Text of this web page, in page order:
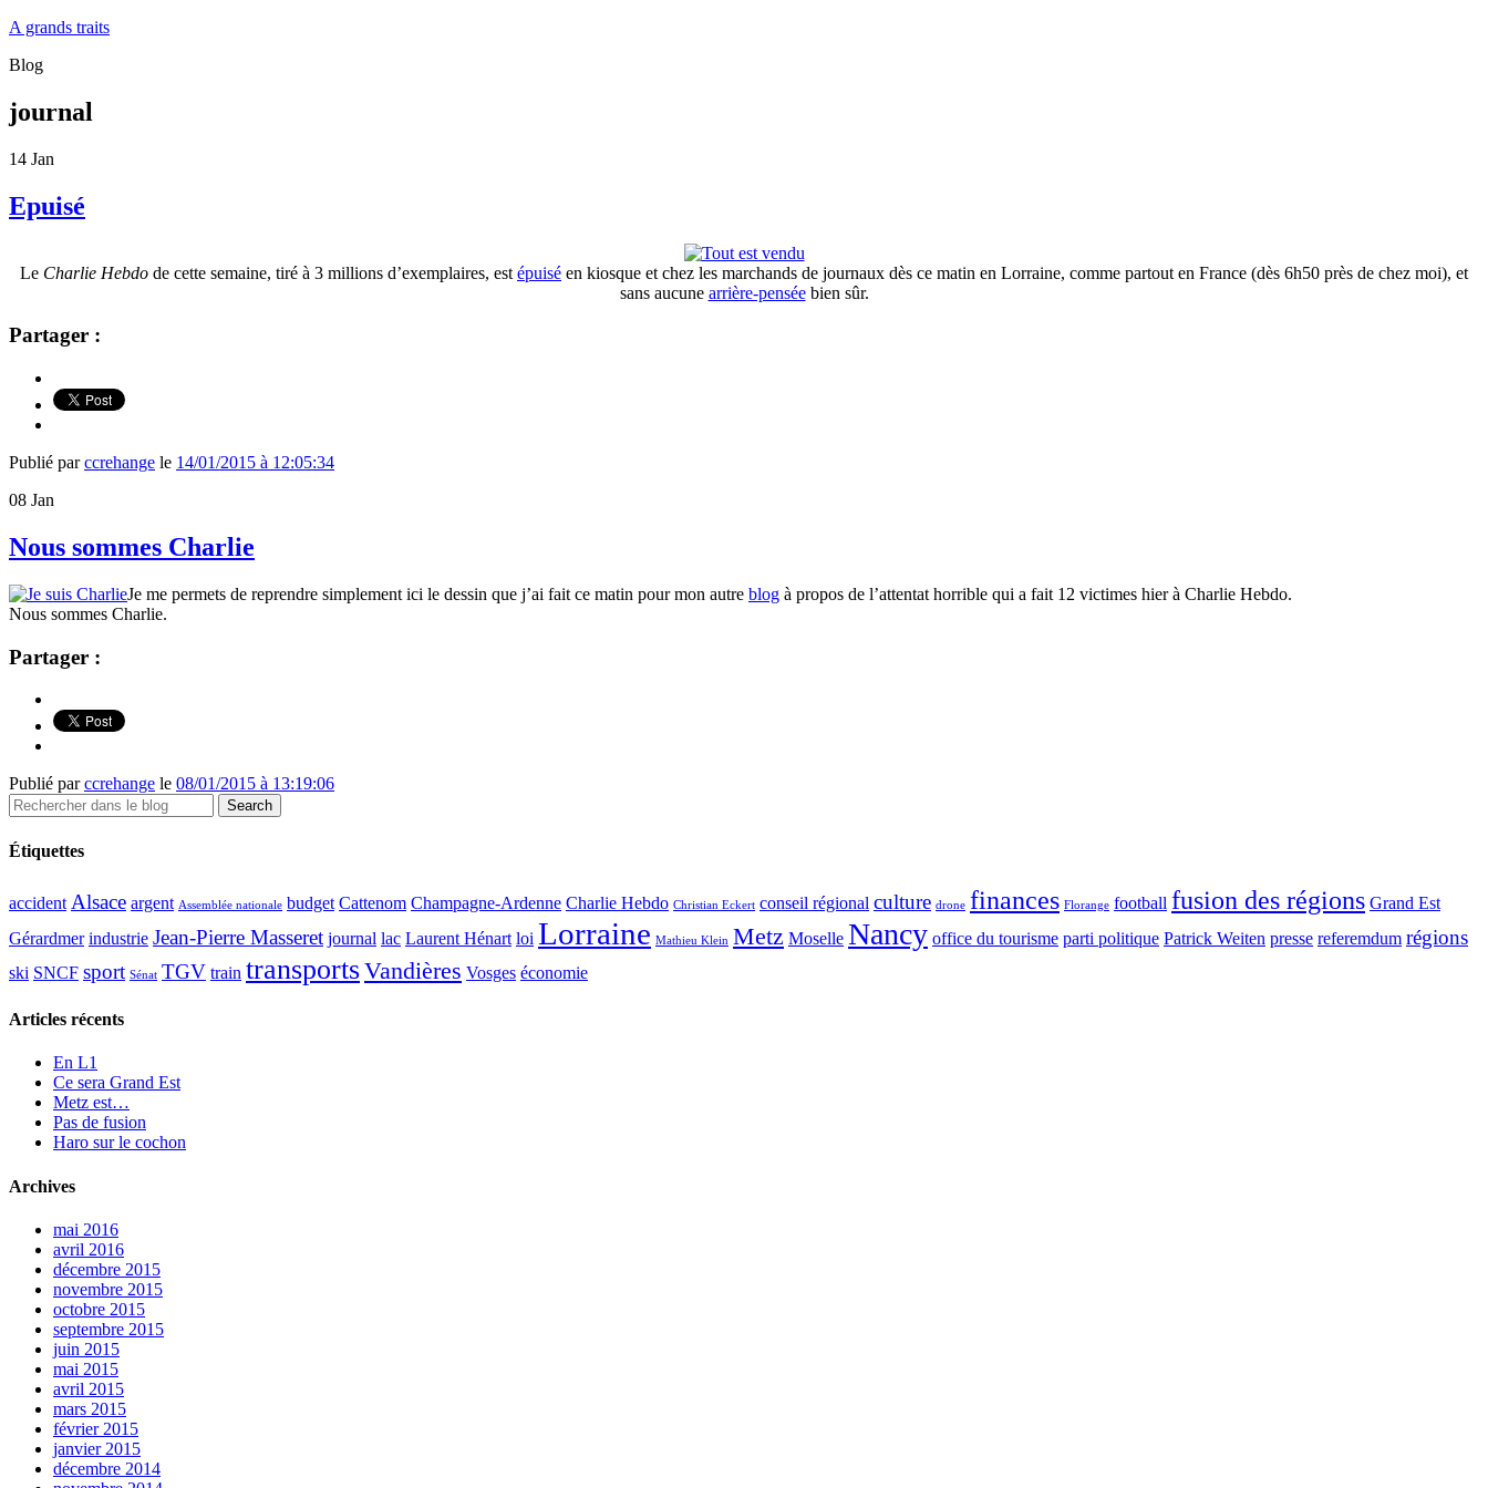
A grands traits
Blog
journal
14 Jan
Epuisé
Le Charlie Hebdo de cette semaine, tiré à 3 millions d’exemplaires, est épuisé en kiosque et chez les marchands de journaux dès ce matin en Lorraine, comme partout en France (dès 6h50 près de chez moi), et
sans aucune arrière-penséebien sûr.
Partager :
Publié parccrehange le 14/01/2015 à 12:05:34
08 Jan
Nous sommes Charlie
Je me permets de reprendre simplement ici le dessin que j’ai fait ce matin pour mon autre blog à propos de l’attentat horrible qui a fait 12 victimes hier à Charlie Hebdo.
Nous sommes Charlie.
Partager :
Publié parccrehange le 08/01/2015 à 13:19:06
Étiquettes
accident Alsace argent Assemblée nationale budget Cattenom Champagne-Ardenne Charlie Hebdo Christian Eckert conseil régional culture drone finances Florange football fusion des régions Grand Est
Gérardmer industrie Jean-Pierre Masseret journal lac Laurent Hénart loi Lorraine Mathieu Klein Metz Moselle Nancy office du tourisme parti politique Patrick Weiten presse referemdum régions
ski SNCF sport Sénat TGV train transportsVandières Vosges économie
Articles récents
En L1
Ce sera Grand Est
Metz est…
Pas de fusion
Haro sur le cochon
Archives
mai 2016
avril 2016
décembre 2015
novembre 2015
octobre 2015
septembre 2015
juin 2015
mai 2015
avril 2015
mars 2015
février 2015
janvier 2015
décembre 2014